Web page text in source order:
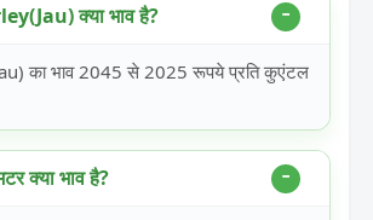
क्या भाव है?
का भाव 2045 से 2025 रूपये प्रति कुएंटल
क्या भाव है?